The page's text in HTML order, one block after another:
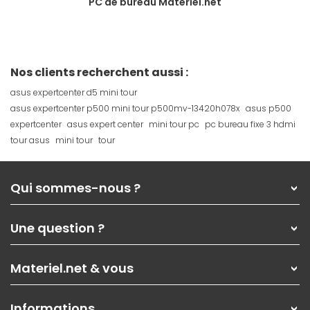
Nos clients recherchent aussi :
asus expertcenter d5 mini tour
asus expertcenter p500 mini tour p500mv-13420h078x asus p500
expertcenter asus expert center mini tour pc pc bureau fixe 3 hdmi
tour asus mini tour tour
Qui sommes-nous ?
Nos services
Les magasins Materiel.net
Nos solutions pour les pros
Contactez-nous
Une question ?
Paiement, livraison
Garanties,Pack Zen
SAV, demander un retour
Materiel.net & vous